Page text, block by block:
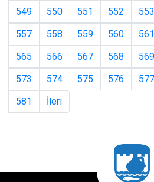
549
550 551 552 553
557
558 559 560 561
565
566 567 568 569
573
574 575 576 577
581
İleri